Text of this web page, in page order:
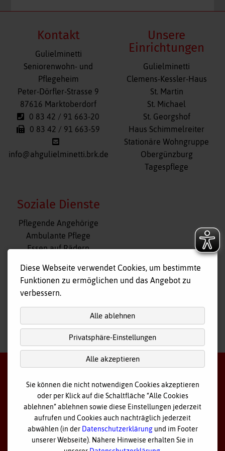
Kontakt
Gulielminetti
Seniorenwohn- und
Pflegeheim
Peter-Dörfler-Strasse 9
87616 Marktoberdorf
0 83 42 / 91 663-20
0 83 42 / 91 663-59
info@ahgulielminetti.brk.de
Unsere
Einrichtungen
Navigation
überspringen
Gulielminetti
Clemens-Kessler-Haus
St. Martin
St. Michael
St. Georgshof
Haus Schimmelreiter
Stationäre Wohngruppe
Obergünzburg
Tagespflege
Soziale Dienste
Navigation
überspringen
Pflegende Angehörige
Ambulante Pflege
Essen auf Rädern
Tagespflege
Hausnotruf
nach oben
2026 Bayerisches Rotes Kreuz - Kreisverband Ostallgäu
Datenschutz
Cookie Einstellungen
Diese Webseite verwendet Cookies, um bestimmte
Funktionen zu ermöglichen und das Angebot zu
verbessern.
Alle ablehnen
Privatsphäre-Einstellungen
Alle akzeptieren
Sie können die nicht notwendigen Cookies akzeptieren
oder per Klick auf die Schaltfläche “Alle Cookies
ablehnen” ablehnen sowie diese Einstellungen jederzeit
aufrufen und Cookies auch nachträglich jederzeit
abwählen (in der Datenschutzerklärungund im Footer
unserer Webseite). Nähere Hinweise erhalten Sie in